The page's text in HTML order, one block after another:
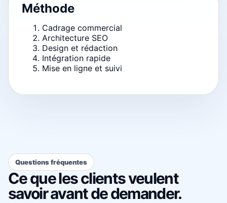
Méthode
Cadrage commercial
Architecture SEO
Design et rédaction
Intégration rapide
Mise en ligne et suivi
Questions fréquentes
Ce que les clients veulent
savoir avant de demander.